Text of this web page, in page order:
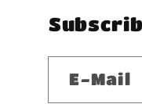
E-Mail